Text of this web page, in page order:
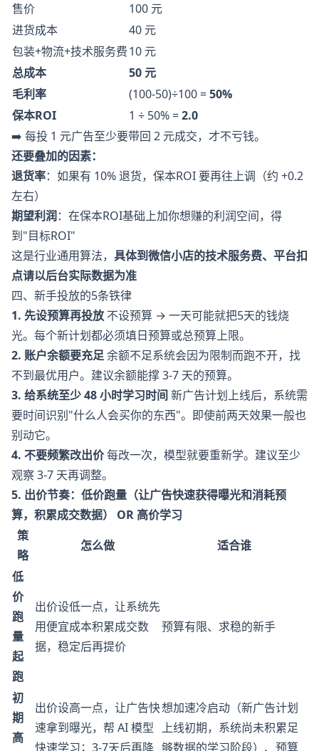
售价
100 元
进货成本
40 元
包装+物流+技术服务费10 元
总成本
50 元
毛利率
(100-50)÷100 =50%
保本ROI
1 ÷ 50% =2.0
➡️ 每投 1 元广告至少要带回 2 元成交，才不亏钱。
还要叠加的因素：
退货率：如果有 10% 退货，保本ROI 要再往上调（约 +0.2
左右）
期望利润：在保本ROI基础上加你想赚的利润空间，得
到"目标ROI"
这是行业通用算法， 具体到微信小店的技术服务费、平台扣
点请以后台实际数据为准
四、新手投放的5条铁律
1. 先设预算再投放 不设预算 → 一天可能就把5天的钱烧
光。每个新计划都必须填日预算或总预算上限。
2. 账户余额要充足余额不足系统会因为限制而跑不开，找
不到最优用户。建议余额能撑 3-7 天的预算。
3. 给系统至少 48 小时学习时间 新广告计划上线后，系统需
要时间识别"什么人会买你的东西"。即使前两天效果一般也
别动它。
4. 不要频繁改出价每改一次，模型就要重新学。建议至少
观察 3-7 天再调整。
5. 出价节奏：低价跑量（让广告快速获得曝光和消耗预
算，积累成交数据） OR 高价学习
策
略
怎么做
适合谁
低
价
跑
量
起
跑
出价设低一点，让系统先
用便宜成本积累成交数
据，稳定后再提价
预算有限、求稳的新手
初
期
高
出价设高一点，让广告快
速拿到曝光，帮 AI 模型
快速学习；3-7天后再降
想加速冷启动（新广告计划
上线初期，系统尚未积累足
够数据的学习阶段）、预算